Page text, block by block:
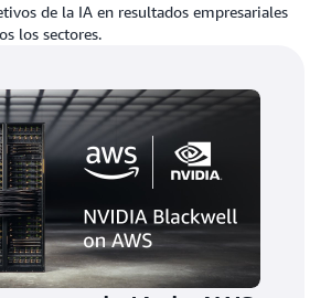
de la IA en resultados empresariales
los sectores.